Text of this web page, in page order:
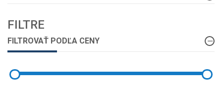
FILTRE
FILTROVAŤ PODĽA CENY